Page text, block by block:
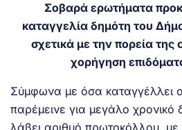
Σοβαρά ερωτήματα
καταγγελία δημότη του
σχετικά με την πορεία της
χορήγηση
Σύμφωνα με όσα καταγγέλλει ο
παρέμεινε για μεγάλο χρονικό